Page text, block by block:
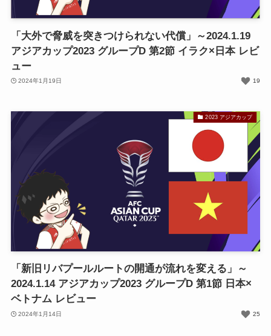
「大外で脅威を突きつけられない代償」～2024.1.19
アジアカップ2023 グループD 第2節 イラク×日本 レビ
ュー
2024年1月19日 19
2023 アジアカップ
「新旧リバプールルートの開通が流れを変える」～
2024.1.14 アジアカップ2023 グループD 第1節 日本×
ベトナム レビュー
2024年1月14日 25